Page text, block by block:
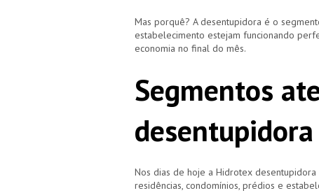
Mas porquê? A desentupidora é o
estabelecimento estejam funcionando
economia no final do mês.
Segmentos
Nos dias de hoje a Hidrotex
residências, condomínios, prédios e